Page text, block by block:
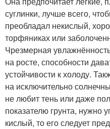
суглинки, лучше всего,
преобладал некислый,
торфяниках или
Чрезмерная
на росте, способности
устойчивости к холоду.
на исключительно
не любит тень или даже
показателю грунта, нужно
кислый, то его следует